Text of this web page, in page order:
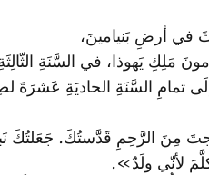
في أرضِ بَنيامينَ،
مَلِكِ يَهوذا، في السَّنَةِ
تمامِ السَّنَةِ الحاديَةِ
مِنَ الرَّحِمِ قَدَّستُكَ. جَعَلتُكَ
لأنّي ولَدٌ».